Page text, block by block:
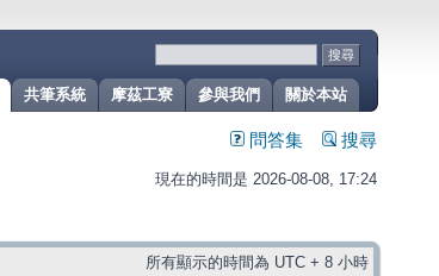
關於本站
參與我們
摩茲工寮
共筆系統
問答集 搜尋
現在的時間是 2026-08-08, 17:24
所有顯示的時間為 UTC + 8 小時